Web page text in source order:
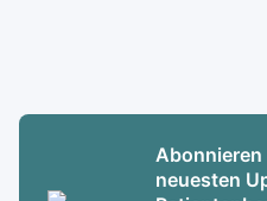
Abonnieren
neuesten